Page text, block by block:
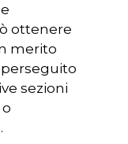
ottenere
merito
sezioni